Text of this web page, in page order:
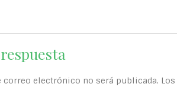
correo electrónico no será publicada.